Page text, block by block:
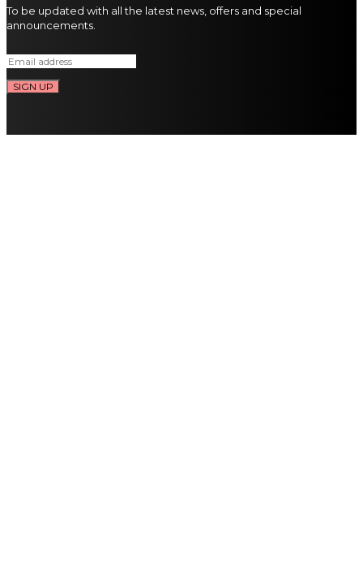
To be updated with all the latest news, offers and special
announcements.
SIGN UP